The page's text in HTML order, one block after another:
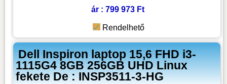
ár : 799 973 Ft
Rendelhető
Dell Inspiron laptop 15,6 FHD i3-
1115G4 8GB 256GB UHD Linux
fekete De : INSP3511-3-HG